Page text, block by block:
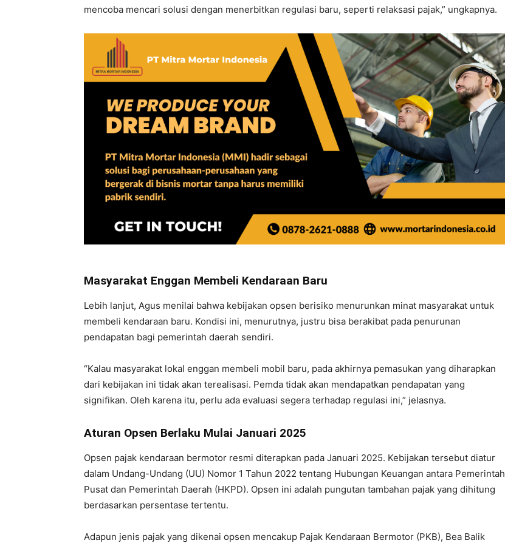
mencoba mencari solusi dengan menerbitkan regulasi baru, seperti relaksasi pajak,” ungkapnya.
Masyarakat Enggan Membeli Kendaraan Baru
Lebih lanjut, Agus menilai bahwa kebijakan opsen berisiko menurunkan minat masyarakat untuk
membeli kendaraan baru. Kondisi ini, menurutnya, justru bisa berakibat pada penurunan
pendapatan bagi pemerintah daerah sendiri.
“Kalau masyarakat lokal enggan membeli mobil baru, pada akhirnya pemasukan yang diharapkan
dari kebijakan ini tidak akan terealisasi. Pemda tidak akan mendapatkan pendapatan yang
signifikan. Oleh karena itu, perlu ada evaluasi segera terhadap regulasi ini,” jelasnya.
Aturan Opsen Berlaku Mulai Januari 2025
Opsen pajak kendaraan bermotor resmi diterapkan pada Januari 2025. Kebijakan tersebut diatur
dalam Undang-Undang (UU) Nomor 1 Tahun 2022 tentang Hubungan Keuangan antara Pemerintah
Pusat dan Pemerintah Daerah (HKPD). Opsen ini adalah pungutan tambahan pajak yang dihitung
berdasarkan persentase tertentu.
Adapun jenis pajak yang dikenai opsen mencakup Pajak Kendaraan Bermotor (PKB), Bea Balik